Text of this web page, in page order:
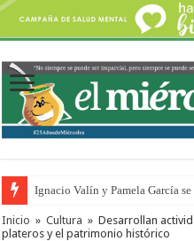
Ignacio Valín y Pamela García
Inicio » Cultura » Desarrollan
plateros y el patrimonio histórico